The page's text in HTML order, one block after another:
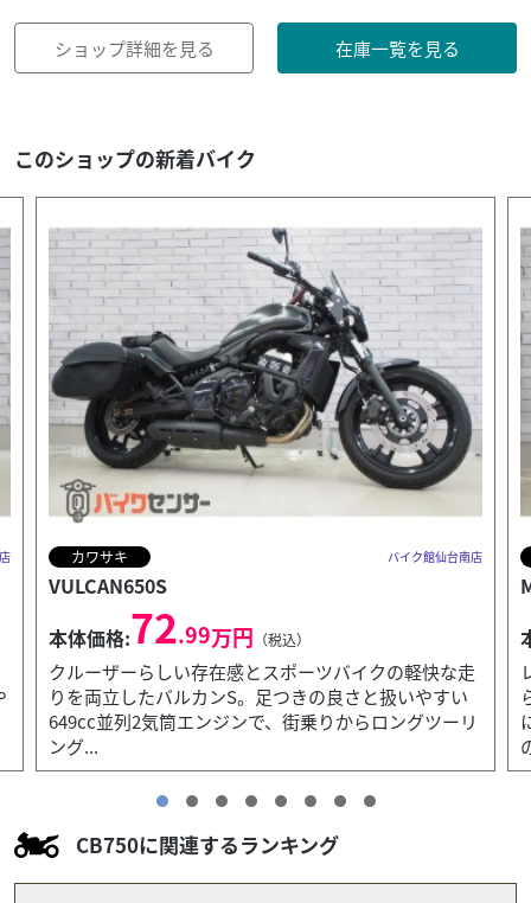
ショップ詳細を見る 在庫一覧を見る
このショップの新着バイク
ホンダ バイク館仙台南店
Monkey 125 ABS
本体価格:30.99万円 （税込）
レトロなデザインと現代の走行性能を両立。街乗りか
らツーリングまで気軽に楽しめます。小さなボディ
に、大きなワクワクが詰まった一台です。≪この車両
のおススメポ...
CB750に関連するランキング